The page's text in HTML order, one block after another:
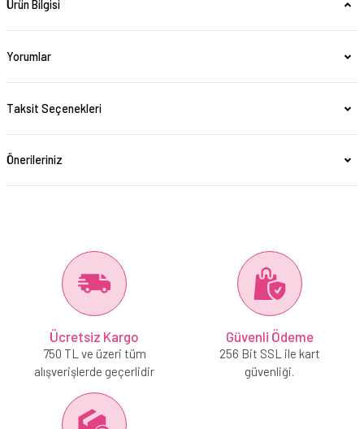
Ürün Bilgisi
Yorumlar
Taksit Seçenekleri
Önerileriniz
Ücretsiz Kargo
750 TL ve üzeri tüm
alışverişlerde geçerlidir
Güvenli Ödeme
256 Bit SSL ile kart
güvenliği.